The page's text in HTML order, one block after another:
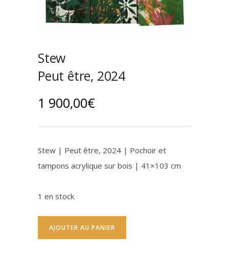
Stew
Peut être, 2024
1 900,00€
Stew | Peut être, 2024 | Pochoir et
tampons acrylique sur bois | 41×103 cm
1 en stock
AJOUTER AU PANIER